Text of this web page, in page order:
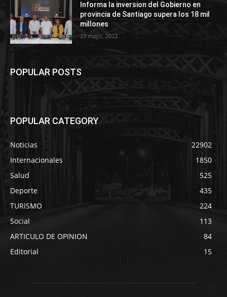
Informa la inversion del Gobierno en
provincia de Santiago supera los 18 mil
millones
23 mayo, 2022
POPULAR POSTS
POPULAR CATEGORY
Noticias
22902
Internacionales
1850
Salud
525
Deporte
435
TURISMO
224
Social
113
ARTICULO DE OPINION
84
Editorial
15